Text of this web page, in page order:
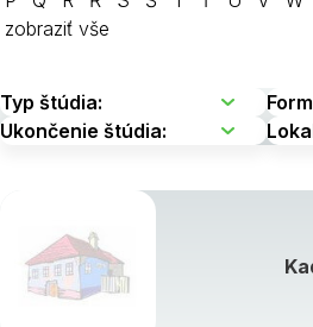
zobraziť vše